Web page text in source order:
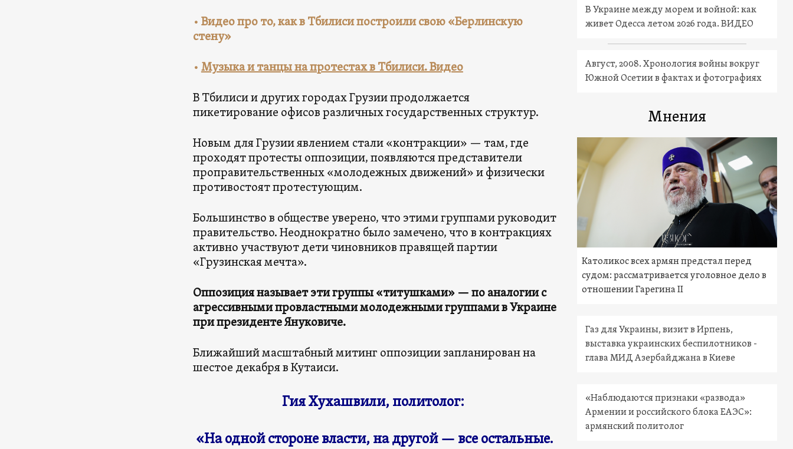
• Видео про то, как в Тбилиси построили свою «Берлинскую
стену»
• Музыка и танцы на протестах в Тбилиси. Видео
В Тбилиси и других городах Грузии продолжается
пикетирование офисов различных государственных структур.
Новым для Грузии явлением стали «контракции» — там, где
проходят протесты оппозиции, появляются представители
проправительственных «молодежных движений» и физически
противостоят протестующим.
Большинство в обществе уверено, что этими группами руководит
правительство. Неоднократно было замечено, что в контракциях
активно участвуют дети чиновников правящей партии
«Грузинская мечта».
Оппозиция называет эти группы «титушками» — по аналогии с
агрессивными провластными молодежными группами в Украине
при президенте Януковиче.
Ближайший масштабный митинг оппозиции запланирован на
шестое декабря в Кутаиси.
Гия Хухашвили, политолог:
«На одной стороне власти, на другой — все остальные.
В Украине между морем и войной: как
живет Одесса летом 2026 года. ВИДЕО
Август, 2008. Хронология войны вокруг
Южной Осетии в фактах и фотографиях
Мнения
Католикос всех армян предстал перед
судом: рассматривается уголовное дело в
отношении Гарегина II
Газ для Украины, визит в Ирпень,
выставка украинских беспилотников -
глава МИД Азербайджана в Киеве
«Наблюдаются признаки «развода»
Армении и российского блока ЕАЭС»:
армянский политолог